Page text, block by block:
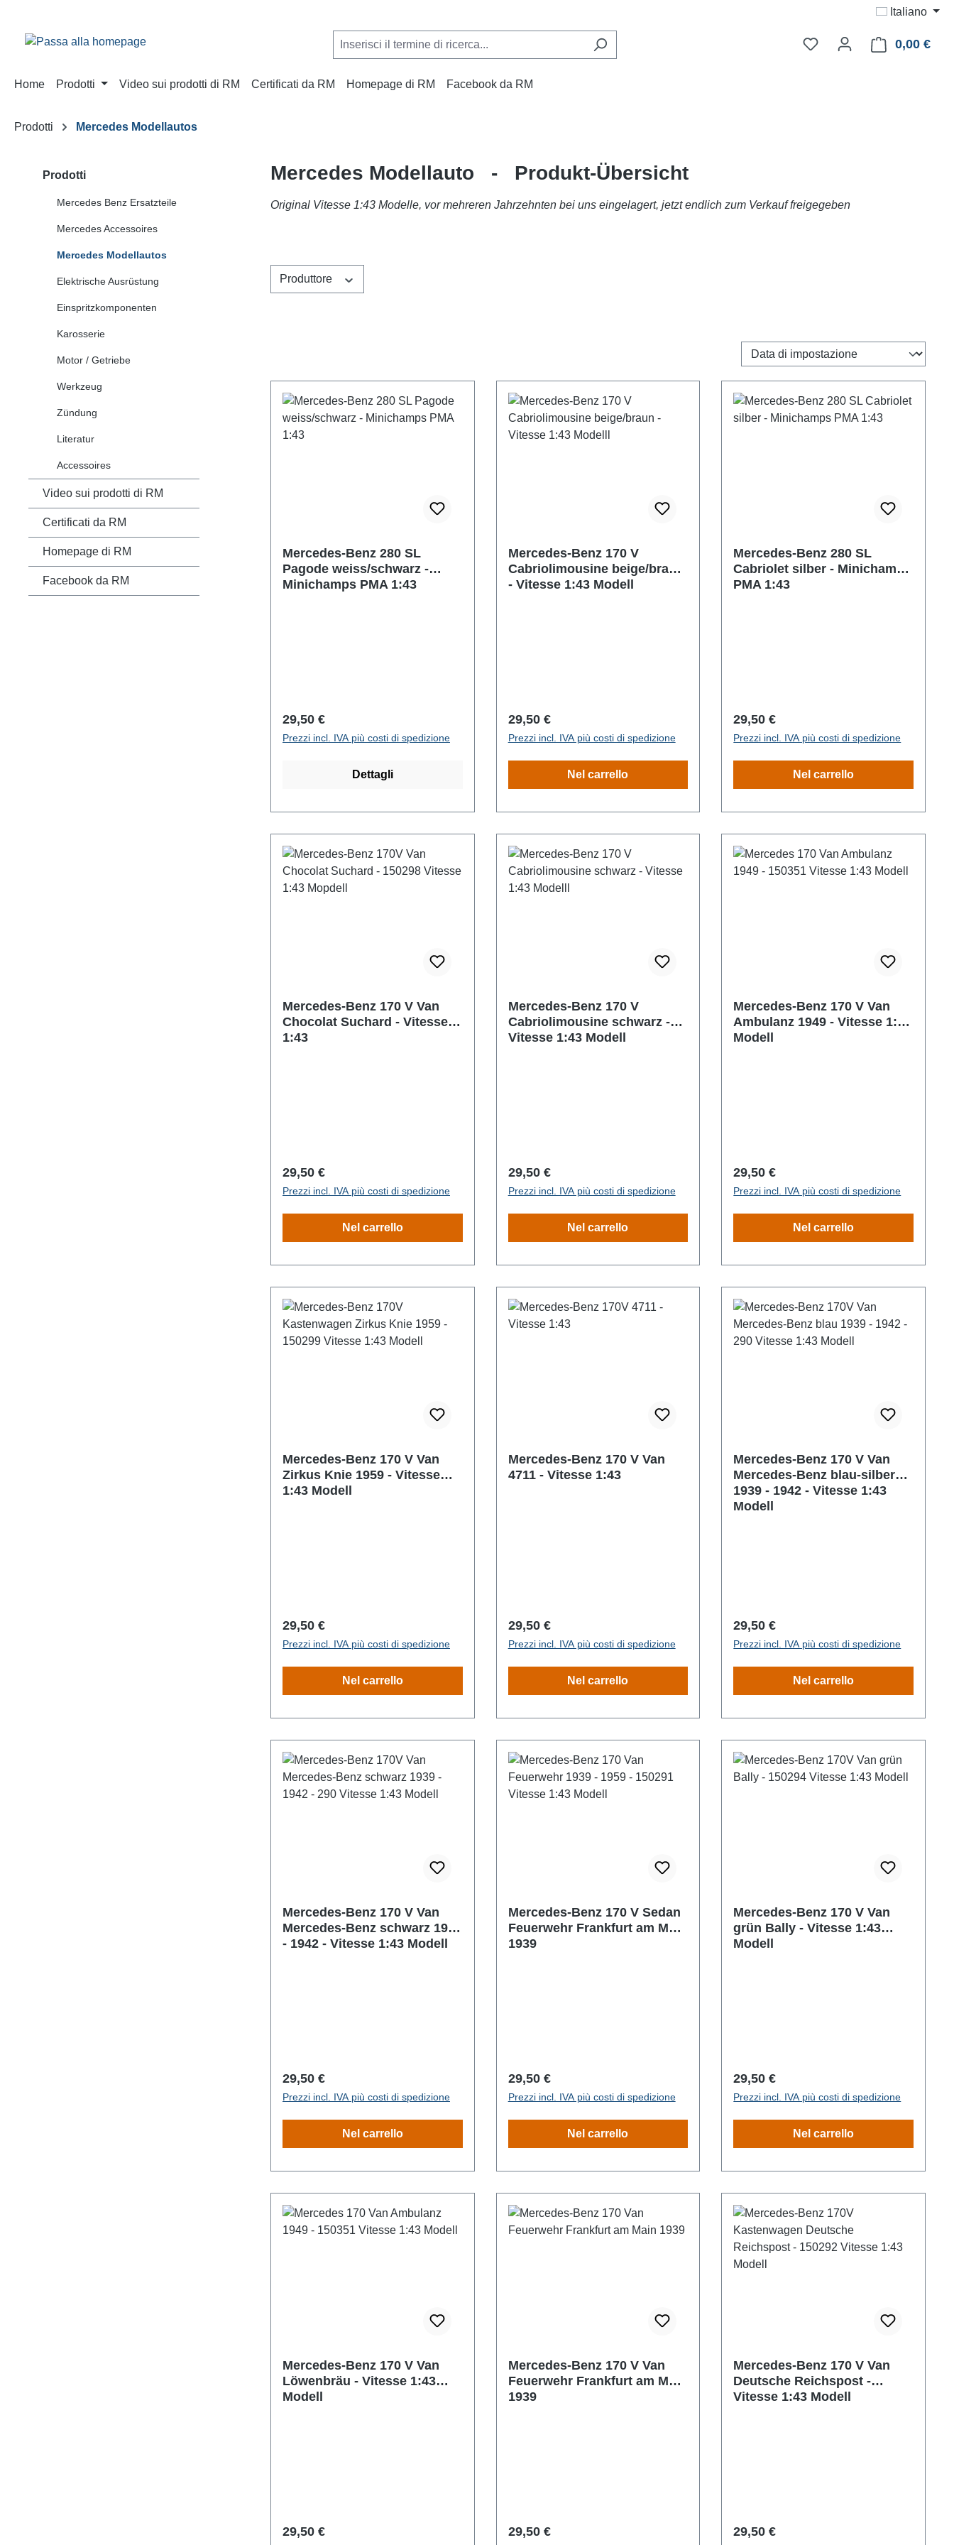
Italiano
0,00 €Il
Home Prodotti Video sui prodotti di RM Certificati da RM Homepage di RM Facebook da RM
Prodotti Mercedes Modellautos
Prodotti
Mercedes Benz Ersatzteile
Mercedes Accessoires
Mercedes Modellautos
Elektrische Ausrüstung
Einspritzkomponenten
Karosserie
Motor / Getriebe
Werkzeug
Zündung
Literatur
Accessoires
Video sui prodotti di RM
Certificati da RM
Homepage di RM
Facebook da RM
Mercedes Modellauto - Produkt-Übersicht
Original Vitesse 1:43 Modelle, vor mehreren Jahrzehnten bei uns eingelagert, jetzt endlich zum Verkauf freigegeben
Produttore
Mercedes-Benz 280 SL
Pagode weiss/schwarz -
Minichamps PMA 1:43
Prezzo normale:
29,50 €
Prezzi incl. IVA più costi di spedizione
Dettagli
Mercedes-Benz 170 V
Cabriolimousine beige/braun
- Vitesse 1:43 Modell
Prezzo normale:
29,50 €
Prezzi incl. IVA più costi di spedizione
Nel carrello
Mercedes-Benz 280 SL
Cabriolet silber - Minichamps
PMA 1:43
Prezzo normale:
29,50 €
Prezzi incl. IVA più costi di spedizione
Nel carrello
Mercedes-Benz 170 V Van
Chocolat Suchard - Vitesse
1:43
Prezzo normale:
29,50 €
Prezzi incl. IVA più costi di spedizione
Nel carrello
Mercedes-Benz 170 V
Cabriolimousine schwarz -
Vitesse 1:43 Modell
Prezzo normale:
29,50 €
Prezzi incl. IVA più costi di spedizione
Nel carrello
Mercedes-Benz 170 V Van
Ambulanz 1949 - Vitesse 1:43
Modell
Prezzo normale:
29,50 €
Prezzi incl. IVA più costi di spedizione
Nel carrello
Mercedes-Benz 170 V Van
Zirkus Knie 1959 - Vitesse
1:43 Modell
Prezzo normale:
29,50 €
Prezzi incl. IVA più costi di spedizione
Nel carrello
Mercedes-Benz 170 V Van
4711 - Vitesse 1:43
Prezzo normale:
29,50 €
Prezzi incl. IVA più costi di spedizione
Nel carrello
Mercedes-Benz 170 V Van
Mercedes-Benz blau-silber
1939 - 1942 - Vitesse 1:43
Modell
Prezzo normale:
29,50 €
Prezzi incl. IVA più costi di spedizione
Nel carrello
Mercedes-Benz 170 V Van
Mercedes-Benz schwarz 1939
- 1942 - Vitesse 1:43 Modell
Prezzo normale:
29,50 €
Prezzi incl. IVA più costi di spedizione
Nel carrello
Mercedes-Benz 170 V Sedan
Feuerwehr Frankfurt am Main
1939
Prezzo normale:
29,50 €
Prezzi incl. IVA più costi di spedizione
Nel carrello
Mercedes-Benz 170 V Van
grün Bally - Vitesse 1:43
Modell
Prezzo normale:
29,50 €
Prezzi incl. IVA più costi di spedizione
Nel carrello
Mercedes-Benz 170 V Van
Löwenbräu - Vitesse 1:43
Modell
Prezzo normale:
29,50 €
Mercedes-Benz 170 V Van
Feuerwehr Frankfurt am Main
1939
Prezzo normale:
29,50 €
Mercedes-Benz 170 V Van
Deutsche Reichspost -
Vitesse 1:43 Modell
Prezzo normale:
29,50 €